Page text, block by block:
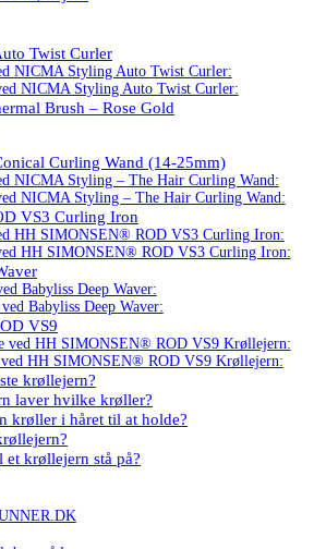
Twist Curler
NICMA Styling Auto Twist Curler:
NICMA Styling Auto Twist Curler:
Brush – Rose Gold
Curling Wand (14-25mm)
NICMA Styling – The Hair Curling Wand:
NICMA Styling – The Hair Curling Wand:
VS3 Curling Iron
HH SIMONSEN® ROD VS3 Curling Iron:
HH SIMONSEN® ROD VS3 Curling Iron:
Babyliss Deep Waver:
Babyliss Deep Waver:
VS9
ved HH SIMONSEN® ROD VS9 Krøllejern:
HH SIMONSEN® ROD VS9 Krøllejern:
krøllejern?
laver hvilke krøller?
krøller i håret til at holde?
et krøllejern stå på?